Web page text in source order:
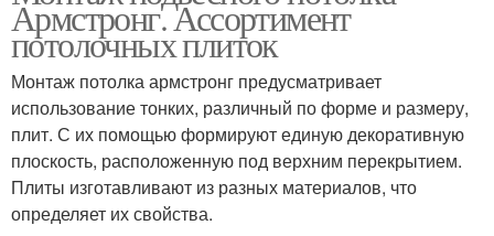
Армстронг. Ассортимент
потолочных плиток
Монтаж потолка армстронг предусматривает
использование тонких, различный по форме и размеру,
плит. С их помощью формируют единую декоративную
плоскость, расположенную под верхним перекрытием.
Плиты изготавливают из разных материалов, что
определяет их свойства.